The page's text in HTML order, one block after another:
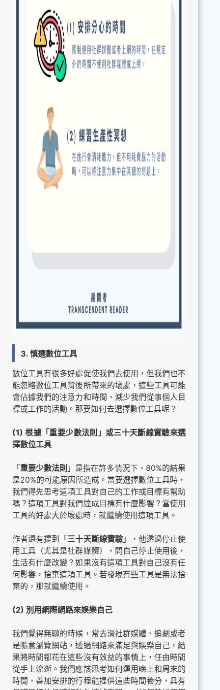
3. 慎選數位工具
數位工具有很多好處促使我們去使用，但我們也不
能忽略數位工具背後所帶來的壞處，這些工具可能
會佔據我們的注意力和時間，減少我們從事個人目
標或工作的活動。那要如何去選擇數位工具呢？
(1) 根據「重要少數法則」或三十天斷線實驗來選
擇數位工具
「 重要少數法則 」是指在許多情況下，80%的結果
是20%的可能原因所造成。當要選擇數位工具時，
我們得先思考這項工具對自己的工作或目標有幫助
嗎？這項工具對我們達成目標有什麼影響？當使用
工具的好處大於壞處時，就繼續使用這項工具。
作者還有提到「 三十天斷線實驗」，他透過停止使
用工具（尤其是社群媒體），問自己停止使用後，
生活有什麼改變？如果沒有這項工具對自己沒有任
何影響，捨棄這項工具。若發現有些工具是無法捨
棄的，那就繼續使用。
(2) 別用網際網路來娛樂自己
我們覺得無聊的時候，常去滑社群媒體、追劇或者
是隨意瀏覽網站，透過網路來滿足與娛樂自己，結
果將時間都花在這些沒有效益的事情上，任由時間
從手上流逝。我們應該思考如何運用晚上和周末的
時間，善加安排的行程能提供這些時間養分，具有